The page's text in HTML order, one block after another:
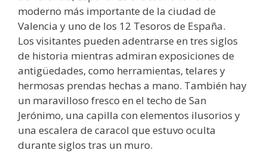
moderno más importante de la ciudad de
Valencia y uno de los 12 Tesoros de España.
Los visitantes pueden adentrarse en tres siglos
de historia mientras admiran exposiciones de
antigüedades, como herramientas, telares y
hermosas prendas hechas a mano. También hay
un maravilloso fresco en el techo de San
Jerónimo, una capilla con elementos ilusorios y
una escalera de caracol que estuvo oculta
durante siglos tras un muro.